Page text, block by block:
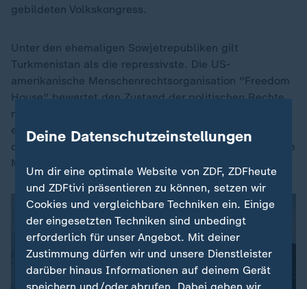
gebildeten Volkskongress.
Unter den ehemaligen Sowjetrepubliken gilt
Turkmenistan als die repressivste. Die US-
amerikanische Menschenrechtsorganisation "Freedom
House" bewertet den Zustand der politischen Rechte
mit null von 40 möglichen Punkten. Der Wunsch nach
einer alternativen Energieversorgung droht im
demokratischen Westen den Blick für die katastrophale
Menschenrechtssituation jedoch zu trüben.
Deine Datenschutzeinstellungen
Um dir eine optimale Website von ZDF, ZDFheute
und ZDFtivi präsentieren zu können, setzen wir
Cookies und vergleichbare Techniken ein. Einige
der eingesetzten Techniken sind unbedingt
erforderlich für unser Angebot. Mit deiner
Zustimmung dürfen wir und unsere Dienstleister
darüber hinaus Informationen auf deinem Gerät